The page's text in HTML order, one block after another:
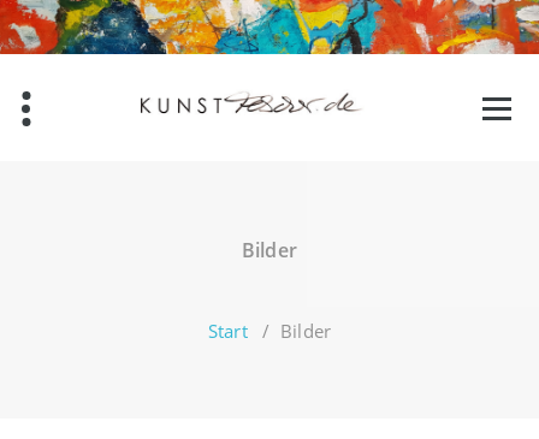
Zum
Inhalt
springen
Bilder
Start/ Bilder